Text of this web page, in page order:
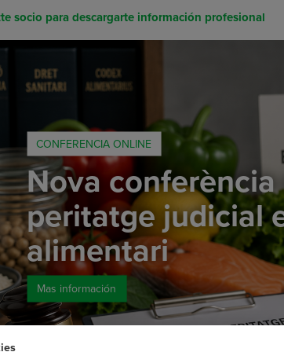
socio para descargarte información profesional
CONFERENCIA ONLINE
Nova conferència
peritatge judicial
alimentari
Mas información